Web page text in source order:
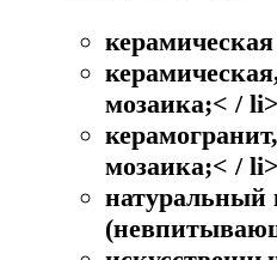
мозаика;< / li>
мозаика;< / li>
натуральный